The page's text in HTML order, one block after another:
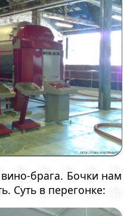
брага. Бочки нам
Суть в перегонке: